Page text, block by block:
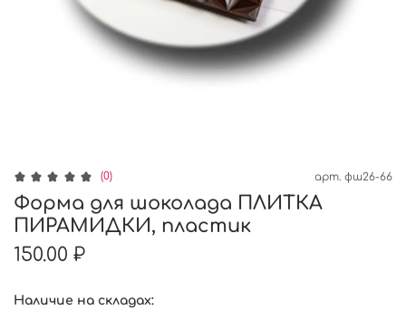
(0) арт. фш26-66
Форма для шоколада ПЛИТКА
ПИРАМИДКИ, пластик
150.00 ₽
Наличие на складах: